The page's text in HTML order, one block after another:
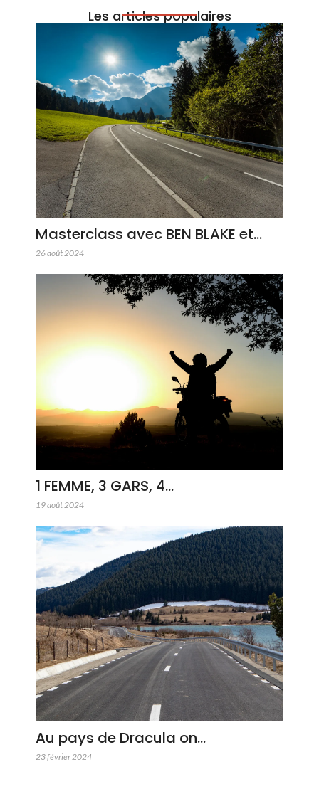
Les articles populaires
Masterclass avec BEN BLAKE et…
26 août 2024
1 FEMME, 3 GARS, 4…
19 août 2024
Au pays de Dracula on…
23 février 2024